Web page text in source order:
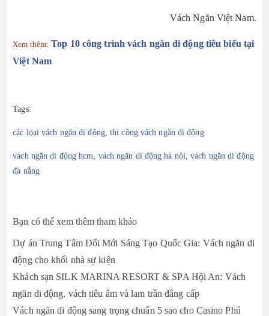
Vách Ngăn Việt Nam.
Xem thêm: Top 10 công trình vách ngăn di động tiêu biểu tại
Việt Nam
Tags:
các loại vách ngăn di động, thi công vách ngăn di động
vách ngăn di động hcm, vách ngăn di động hà nội,vách ngăn di động
đà nẵng
Bạn có thể xem thêm tham khảo
Dự án Trung Tâm Đổi Mới Sáng Tạo Quốc Gia: Vách ngăn di
động cho khối nhà sự kiện
Khách sạn SILK MARINA RESORT & SPA Hội An: Vách
ngăn di động, vách tiêu âm và lam trần đẳng cấp
Vách ngăn di động sang trọng chuẩn 5 sao cho Casino Phú